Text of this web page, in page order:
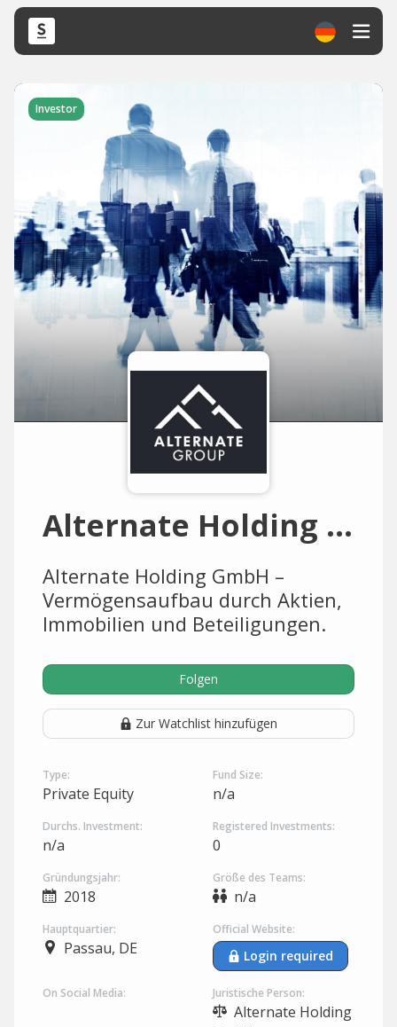
Investor
Alternate Holding GmbH
Alternate Holding GmbH –
Vermögensaufbau durch Aktien,
Immobilien und Beteiligungen.
Folgen
Zur Watchlist hinzufügen
Type:
Private Equity
Fund Size:
n/a
Durchs. Investment:
n/a
Registered Investments:
0
Gründungsjahr:
2018
Größe des Teams:
n/a
Hauptquartier:
Passau, DE
Official Website:
Login required
On Social Media: Juristische Person:
Alternate Holding